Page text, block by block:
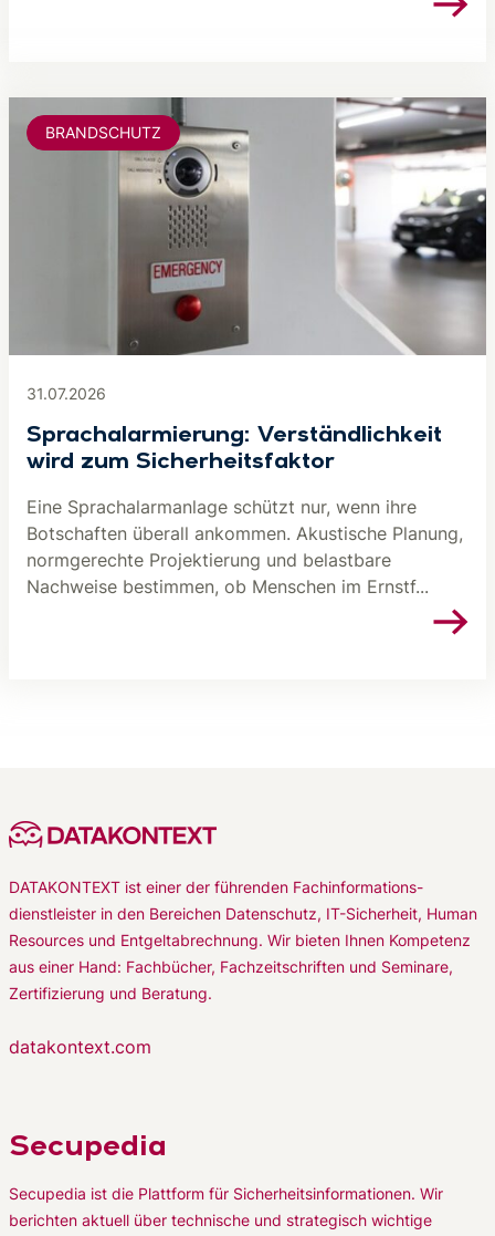
31.07.2026
Sprachalarmierung: Verständlichkeit
wird zum Sicherheitsfaktor
Eine Sprachalarmanlage schützt nur, wenn ihre
Botschaften überall ankommen. Akustische Planung,
normgerechte Projektierung und belastbare
Nachweise bestimmen, ob Menschen im Ernstf...
BRANDSCHUTZ
DATAKONTEXT ist einer der führenden Fachinformations-
dienstleister in den Bereichen Datenschutz, IT-Sicherheit, Human
Resources und Entgeltabrechnung. Wir bieten Ihnen Kompetenz
aus einer Hand: Fachbücher, Fachzeitschriften und Seminare,
Zertifizierung und Beratung.
datakontext.com
Secupedia
Secupedia ist die Plattform für Sicherheitsinformationen. Wir
berichten aktuell über technische und strategisch wichtige